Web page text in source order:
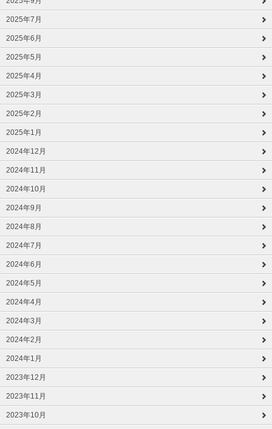
2025年7月
2025年6月
2025年5月
2025年4月
2025年3月
2025年2月
2025年1月
2024年12月
2024年11月
2024年10月
2024年9月
2024年8月
2024年7月
2024年6月
2024年5月
2024年4月
2024年3月
2024年2月
2024年1月
2023年12月
2023年11月
2023年10月